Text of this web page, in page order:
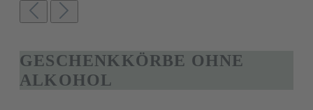
GESCHENKKÖRBE OHNE
ALKOHOL